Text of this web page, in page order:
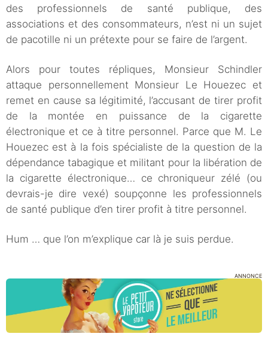
des professionnels de santé publique, des
associations et des consommateurs, n’est ni un sujet
de pacotille ni un prétexte pour se faire de l’argent.
Alors pour toutes répliques, Monsieur Schindler
attaque personnellement Monsieur Le Houezec et
remet en cause sa légitimité, l’accusant de tirer profit
de la montée en puissance de la cigarette
électronique et ce à titre personnel. Parce que M. Le
Houezec est à la fois spécialiste de la question de la
dépendance tabagique et militant pour la libération de
la cigarette électronique… ce chroniqueur zélé (ou
devrais-je dire vexé) soupçonne les professionnels
de santé publique d’en tirer profit à titre personnel.
Hum … que l’on m’explique car là je suis perdue.
ANNONCE